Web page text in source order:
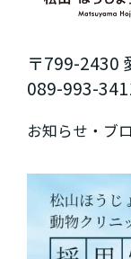
〒799-2430
089-993-
お知らせ・ブ